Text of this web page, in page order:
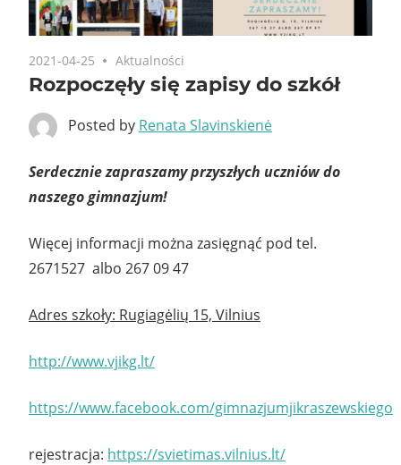
2021-04-25 Aktualności
Rozpoczęły się zapisy do szkół
Posted by Renata Slavinskienė
Serdecznie zapraszamy przyszłych uczniów do
naszego gimnazjum!
Więcej informacji można zasięgnąć pod tel.
2671527 albo 267 09 47
Adres szkoły: Rugiagėlių 15, Vilnius
http://www.vjikg.lt/
https://www.facebook.com/gimnazjumjikraszewskiego
rejestracja: https://svietimas.vilnius.lt/